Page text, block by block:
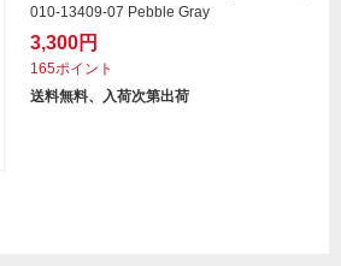
010-13409-07 Pebble Gray
3,300円
165ポイント
送料無料、入荷次第出荷